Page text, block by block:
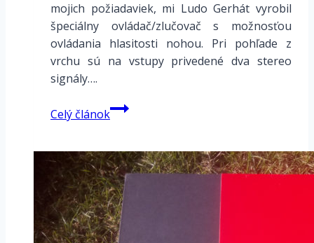
mojich požiadaviek, mi Ludo Gerhát vyrobil
špeciálny ovládač/zlučovač s možnosťou
ovládania hlasitosti nohou. Pri pohľade z
vrchu sú na vstupy privedené dva stereo
signály….
Celý článokGerhat
–
Volume
pedál